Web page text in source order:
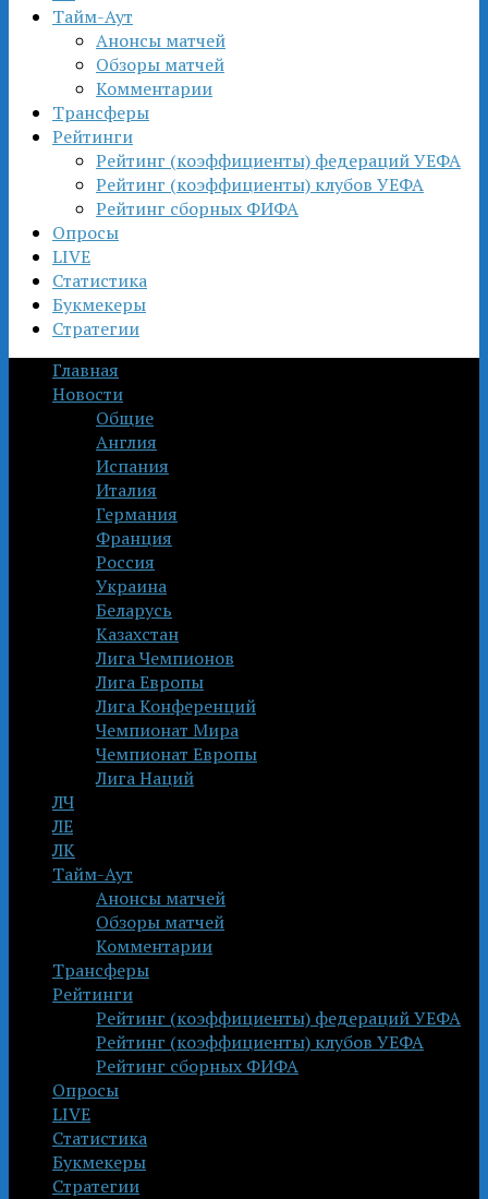
Тайм-Аут
Анонсы матчей
Обзоры матчей
Комментарии
Трансферы
Рейтинги
Рейтинг (коэффициенты) федераций УЕФА
Рейтинг (коэффициенты) клубов УЕФА
Рейтинг сборных ФИФА
Опросы
LIVE
Статистика
Букмекеры
Стратегии
Главная
Новости
Общие
Англия
Испания
Италия
Германия
Франция
Россия
Украина
Беларусь
Казахстан
Лига Чемпионов
Лига Европы
Лига Конференций
Чемпионат Мира
Чемпионат Европы
Лига Наций
ЛЧ
ЛЕ
ЛК
Тайм-Аут
Анонсы матчей
Обзоры матчей
Комментарии
Трансферы
Рейтинги
Рейтинг (коэффициенты) федераций УЕФА
Рейтинг (коэффициенты) клубов УЕФА
Рейтинг сборных ФИФА
Опросы
LIVE
Статистика
Букмекеры
Стратегии